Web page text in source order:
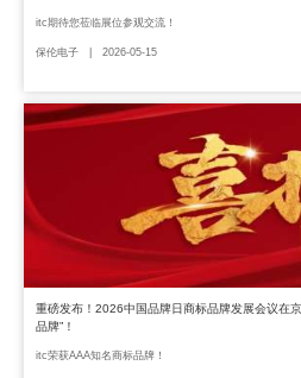
itc期待您莅临展位参观交流！
保伦电子 | 2026-05-15
重磅发布！2026中国品牌日商标品牌发展会议在
品牌”！
itc荣获AAA知名商标品牌！